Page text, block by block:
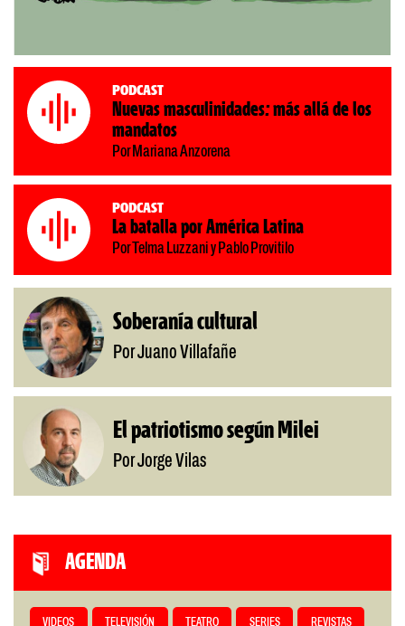
Podcast
Nuevas masculinidades: más allá de los
mandatos
Por Mariana Anzorena
Podcast
La batalla por América Latina
Por Telma Luzzani y Pablo Provitilo
Soberanía cultural
Por Juano Villafañe
El patriotismo según Milei
Por Jorge Vilas
AGENDA
VIDEOS TELEVISIÓN TEATRO SERIES REVISTAS